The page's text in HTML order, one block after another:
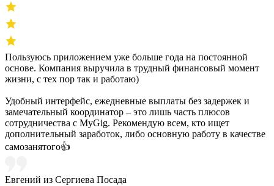
Пользуюсь приложением уже больше года на постоянной
основе. Компания выручила в трудный финансовый момент
жизни, с тех пор так и работаю)
Удобный интерфейс, ежедневные выплаты без задержек и
замечательный координатор – это лишь часть плюсов
сотрудничества с MyGig. Рекомендую всем, кто ищет
дополнительный заработок, либо основную работу в качестве
самозанятого👍
Евгений из Сергиева Посада